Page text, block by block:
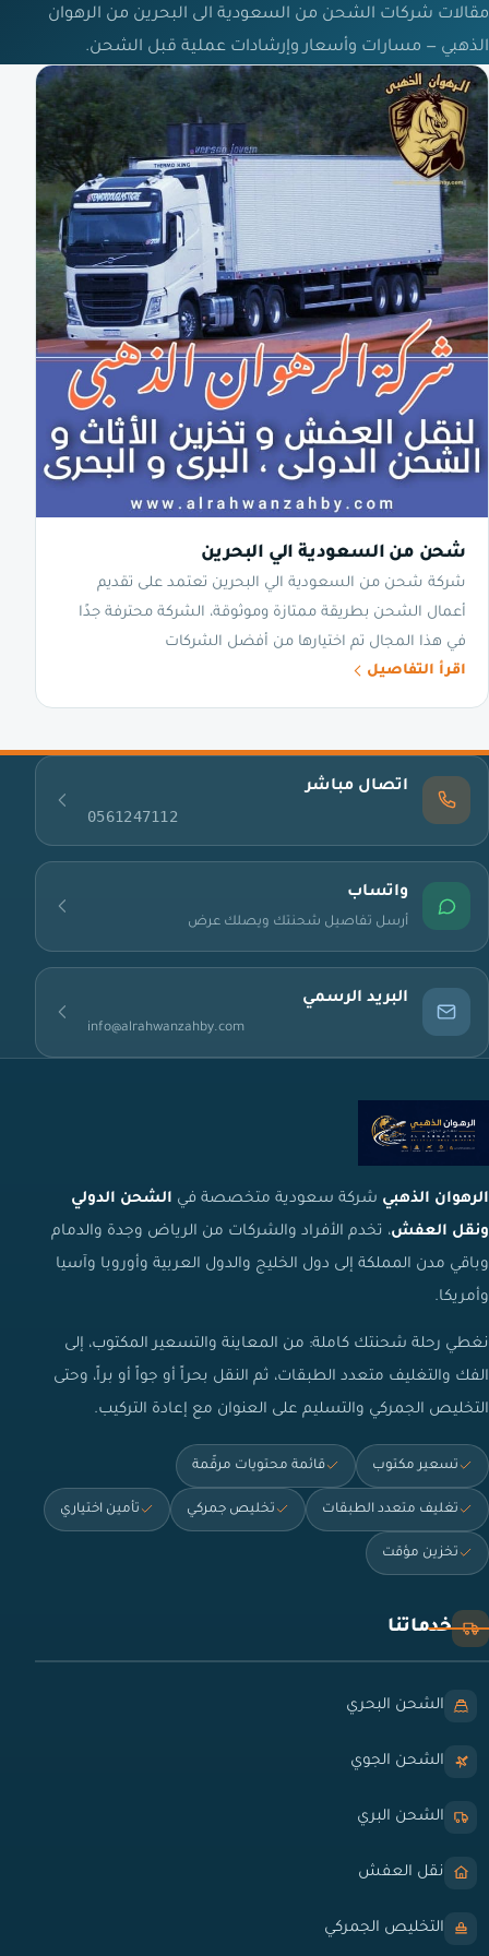
مقالات شركات الشحن من السعودية الى البحرين من الرهوان
الذهبي — مسارات وأسعار وإرشادات عملية قبل الشحن.
شحن من السعودية الي البحرين
شركة شحن من السعودية الي البحرين تعتمد على تقديم
أعمال الشحن بطريقة ممتازة وموثوقة، الشركة محترفة جدًا
في هذا المجال تم اختيارها من أفضل الشركات
اقرأ التفاصيل
اتصال مباشر
0561247112
واتساب
أرسل تفاصيل شحنتك ويصلك عرض
البريد الرسمي
info@alrahwanzahby.com
الرهوان الذهبي شركة سعودية متخصصة في الشحن الدولي
ونقل العفش، تخدم الأفراد والشركات من الرياض وجدة والدمام
وباقي مدن المملكة إلى دول الخليج والدول العربية وأوروبا وآسيا
وأمريكا.
نغطي رحلة شحنتك كاملة: من المعاينة والتسعير المكتوب، إلى
الفك والتغليف متعدد الطبقات، ثم النقل بحراً أو جواً أو براً، وحتى
التخليص الجمركي والتسليم على العنوان مع إعادة التركيب.
تسعير مكتوب قائمة محتويات مرقّمة
تغليف متعدد الطبقات تخليص جمركي تأمين اختياري
تخزين مؤقت
خدماتنا
الشحن البحري
الشحن الجوي
الشحن البري
نقل العفش
التخليص الجمركي